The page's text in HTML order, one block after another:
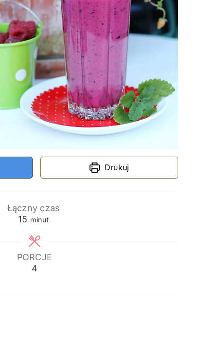
Drukuj
Łączny czas
15 minuty
minut
PORCJE
4